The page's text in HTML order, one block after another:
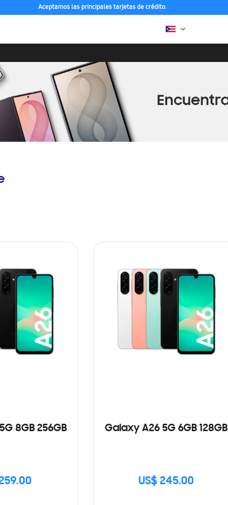
Aceptamos las principales tarjetas de crédito.
8GB 256GB Galaxy A26 5G 6GB 128GB
US$ 245.00